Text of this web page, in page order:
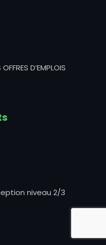
D’EMPLOIS
niveau 2/3